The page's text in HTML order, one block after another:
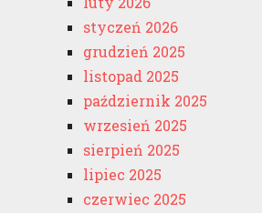
styczeń 2026
grudzień 2025
listopad 2025
październik 2025
wrzesień 2025
sierpień 2025
lipiec 2025
czerwiec 2025